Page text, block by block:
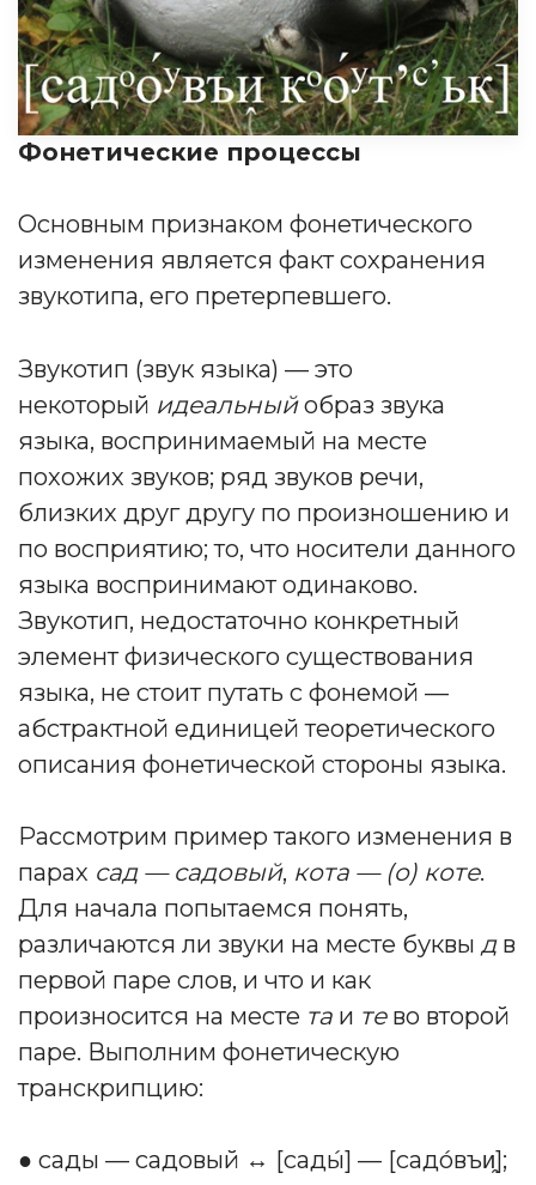
Фонетические процессы
Основным признаком фонетического
изменения является факт сохранения
звукотипа, его претерпевшего.
Звукотип (звук языка) — это
некоторый идеальныйобраз звука
языка, воспринимаемый на месте
похожих звуков; ряд звуков речи,
близких друг другу по произношению и
по восприятию; то, что носители данного
языка воспринимают одинаково.
Звукотип, недостаточно конкретный
элемент физического существования
языка, не стоит путать с фонемой —
абстрактной единицей теоретического
описания фонетической стороны языка.
Рассмотрим пример такого изменения в
парах сад — садовый, кота — (о) коте.
Для начала попытаемся понять,
различаются ли звуки на месте буквы д в
первой паре слов, и что и как
произносится на месте та и те во второй
паре. Выполним фонетическую
транскрипцию:
● сады — садовый ↔ [cады́] — [садо́въи̯];